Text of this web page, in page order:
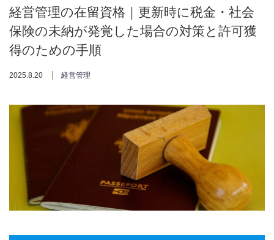
経営管理の在留資格｜更新時に税金・社会
保険の未納が発覚した場合の対策と許可獲
得のための手順
2025.8.20 経営管理